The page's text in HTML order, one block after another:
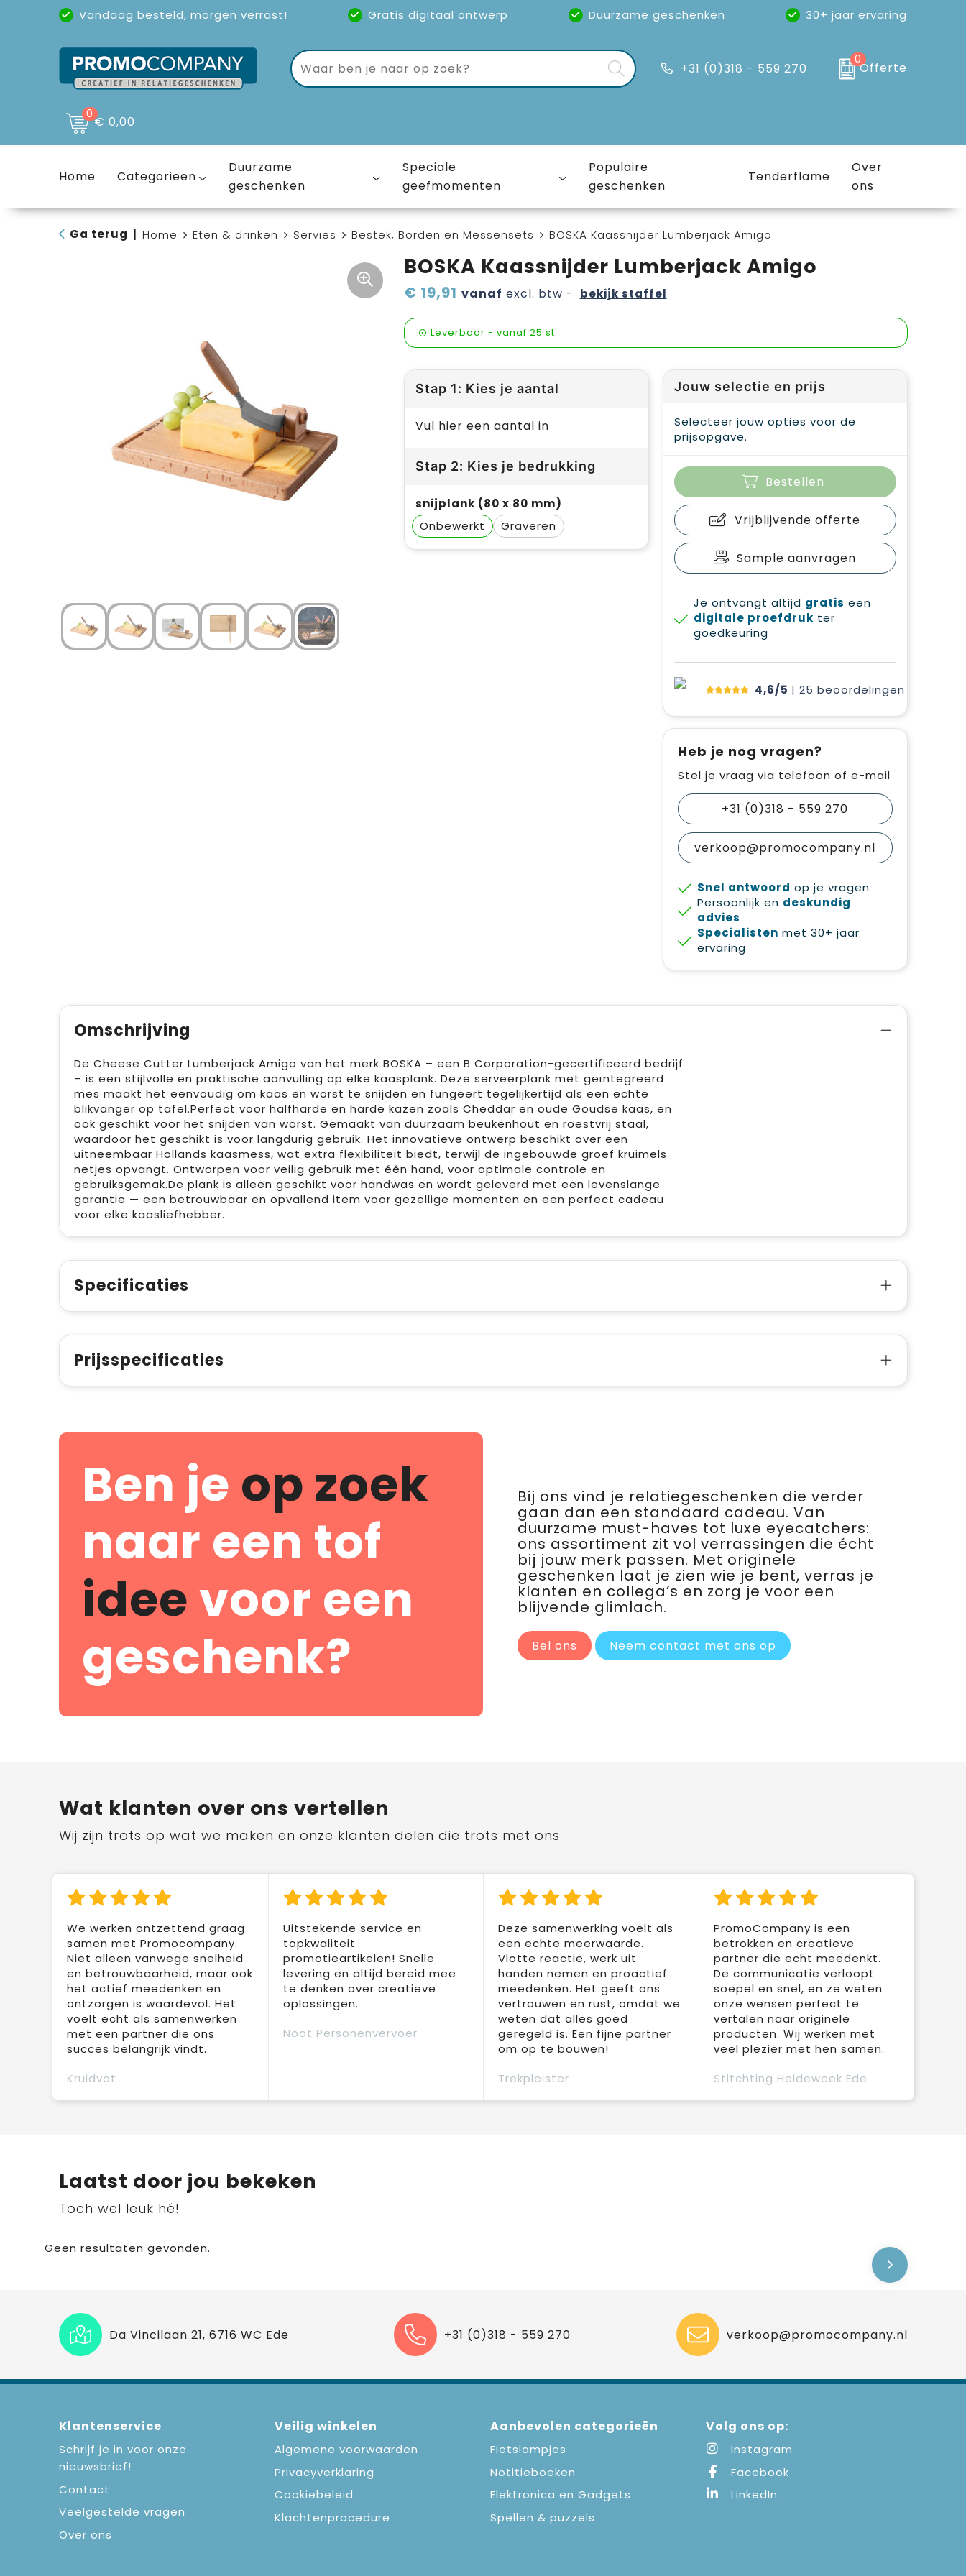
Vandaag besteld, morgen verrast! Gratis digitaal ontwerp Duurzame geschenken
30+ jaar ervaring
Uitstekende reviews(4,6/5)
+31 (0)318 - 559 270
0
Offerte
0€ 0,00
Home Categorieën
Duurzame
geschenken
Speciale
geefmomenten
Populaire
geschenken
Tenderflame
Over
ons
Ga terug Home Eten & drinken Servies Bestek, Borden en Messensets BOSKA Kaassnijder Lumberjack Amigo
BOSKA Kaassnijder Lumberjack Amigo
€ 19,91 vanaf excl. btw - bekijk staffel
Leverbaar - vanaf 25 st.
Stap 1: Kies je aantal
Vul hier een aantal in
Stap 2: Kies je bedrukking
snijplank (80 x 80 mm)
Onbewerkt
Graveren
Jouw selectie en prijs
Selecteer jouw opties voor de
prijsopgave.
Bestellen
Vrijblijvende offerte
Sample aanvragen
Je ontvangt altijd gratis een
digitale proefdruk ter
goedkeuring
4,6/5 | 25 beoordelingen
Heb je nog vragen?
Stel je vraag via telefoon of e-mail
+31 (0)318 - 559 270
verkoop@promocompany.nl
Snel antwoord op je vragen
Persoonlijk en deskundig
advies
Specialisten met 30+ jaar
ervaring
Omschrijving
De Cheese Cutter Lumberjack Amigo van het merk BOSKA – een B Corporation-gecertificeerd bedrijf
– is een stijlvolle en praktische aanvulling op elke kaasplank. Deze serveerplank met geïntegreerd
mes maakt het eenvoudig om kaas en worst te snijden en fungeert tegelijkertijd als een echte
blikvanger op tafel.Perfect voor halfharde en harde kazen zoals Cheddar en oude Goudse kaas, en
ook geschikt voor het snijden van worst. Gemaakt van duurzaam beukenhout en roestvrij staal,
waardoor het geschikt is voor langdurig gebruik. Het innovatieve ontwerp beschikt over een
uitneembaar Hollands kaasmess, wat extra flexibiliteit biedt, terwijl de ingebouwde groef kruimels
netjes opvangt. Ontworpen voor veilig gebruik met één hand, voor optimale controle en
gebruiksgemak.De plank is alleen geschikt voor handwas en wordt geleverd met een levenslange
garantie — een betrouwbaar en opvallend item voor gezellige momenten en een perfect cadeau
voor elke kaasliefhebber.
Specificaties
Prijsspecificaties
Ben je op zoek
naar een tof
ideevoor een
geschenk?
Bij ons vind je relatiegeschenken die verder
gaan dan een standaard cadeau. Van
duurzame must-haves tot luxe eyecatchers:
ons assortiment zit vol verrassingen die écht
bij jouw merk passen. Met originele
geschenken laat je zien wie je bent, verras je
klanten en collega’s en zorg je voor een
blijvende glimlach.
Bel ons Neem contact met ons op
Wat klanten over ons vertellen
Wij zijn trots op wat we maken en onze klanten delen die trots met ons
We werken ontzettend graag
samen met Promocompany.
Niet alleen vanwege snelheid
en betrouwbaarheid, maar ook
het actief meedenken en
ontzorgen is waardevol. Het
voelt echt als samenwerken
met een partner die ons
succes belangrijk vindt.
Kruidvat
Uitstekende service en
topkwaliteit
promotieartikelen! Snelle
levering en altijd bereid mee
te denken over creatieve
oplossingen.
Noot Personenvervoer
Deze samenwerking voelt als
een echte meerwaarde.
Vlotte reactie, werk uit
handen nemen en proactief
meedenken. Het geeft ons
vertrouwen en rust, omdat we
weten dat alles goed
geregeld is. Een fijne partner
om op te bouwen!
Trekpleister
PromoCompany is een
betrokken en creatieve
partner die echt meedenkt.
De communicatie verloopt
soepel en snel, en ze weten
onze wensen perfect te
vertalen naar originele
producten. Wij werken met
veel plezier met hen samen.
Stitchting Heideweek Ede
Laatst door jou bekeken
Toch wel leuk hé!
Geen resultaten gevonden.
Da Vincilaan 21, 6716 WC Ede +31 (0)318 - 559 270 verkoop@promocompany.nl
Klantenservice
Schrijf je in voor onze
nieuwsbrief!
Contact
Veelgestelde vragen
Over ons
Veilig winkelen
Algemene voorwaarden
Privacyverklaring
Cookiebeleid
Klachtenprocedure
Aanbevolen categorieën
Fietslampjes
Notitieboeken
Elektronica en Gadgets
Spellen & puzzels
Volg ons op:
Instagram
Facebook
LinkedIn